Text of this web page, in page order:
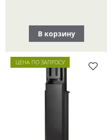
В корзину
ЦЕНА ПО ЗАПРОСУ